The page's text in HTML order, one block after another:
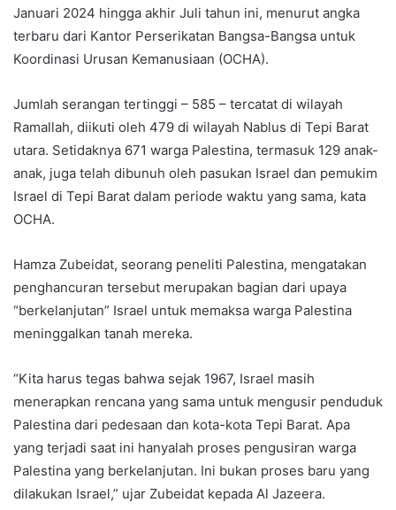
Januari 2024 hingga akhir Juli tahun ini, menurut angka
terbaru dari Kantor Perserikatan Bangsa-Bangsa untuk
Koordinasi Urusan Kemanusiaan (OCHA).
Jumlah serangan tertinggi – 585 – tercatat di wilayah
Ramallah, diikuti oleh 479 di wilayah Nablus di Tepi Barat
utara. Setidaknya 671 warga Palestina, termasuk 129 anak-
anak, juga telah dibunuh oleh pasukan Israel dan pemukim
Israel di Tepi Barat dalam periode waktu yang sama, kata
OCHA.
Hamza Zubeidat, seorang peneliti Palestina, mengatakan
penghancuran tersebut merupakan bagian dari upaya
“berkelanjutan” Israel untuk memaksa warga Palestina
meninggalkan tanah mereka.
“Kita harus tegas bahwa sejak 1967, Israel masih
menerapkan rencana yang sama untuk mengusir penduduk
Palestina dari pedesaan dan kota-kota Tepi Barat. Apa
yang terjadi saat ini hanyalah proses pengusiran warga
Palestina yang berkelanjutan. Ini bukan proses baru yang
dilakukan Israel,” ujar Zubeidat kepada Al Jazeera.